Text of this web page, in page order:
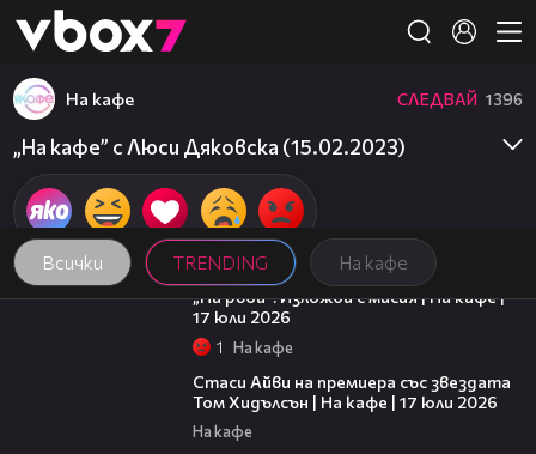
👾
Всички TRENDING На кафе
На кафе СЛЕДВАЙ 1396
„На кафе” с Люси Дяковска (15.02.2023)
09:09
„На ръба“: Изложба с мисия | На кафе |
17 юли 2026
1 На кафе
Стаси Айви на премиера със звездата
Том Хидълсън | На кафе | 17 юли 2026
На кафе